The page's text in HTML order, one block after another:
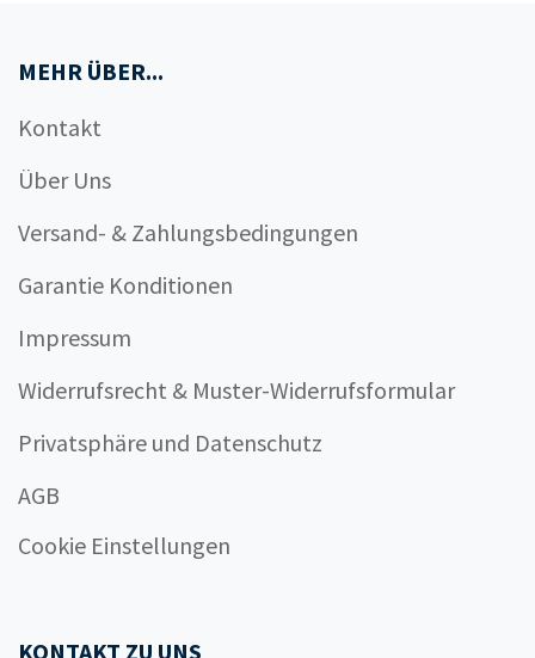
MEHR ÜBER...
Kontakt
Über Uns
Versand- & Zahlungsbedingungen
Garantie Konditionen
Impressum
Widerrufsrecht & Muster-Widerrufsformular
Privatsphäre und Datenschutz
AGB
Cookie Einstellungen
KONTAKT ZU UNS